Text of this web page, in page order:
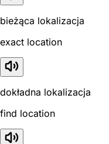
bieżąca lokalizacja
exact location
dokładna lokalizacja
find location